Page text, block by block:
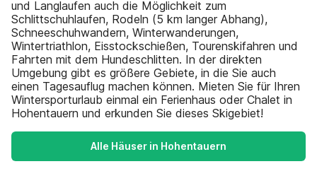
und Langlaufen auch die Möglichkeit zum
Schlittschuhlaufen, Rodeln (5 km langer Abhang),
Schneeschuhwandern, Winterwanderungen,
Wintertriathlon, Eisstockschießen, Tourenskifahren und
Fahrten mit dem Hundeschlitten. In der direkten
Umgebung gibt es größere Gebiete, in die Sie auch
einen Tagesauflug machen können. Mieten Sie für Ihren
Wintersporturlaub einmal ein Ferienhaus oder Chalet in
Hohentauern und erkunden Sie dieses Skigebiet!
Alle Häuser in Hohentauern